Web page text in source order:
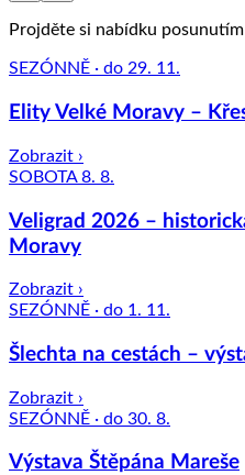
Projděte si nabídku
SEZÓNNĚ · do 29. 11.
Elity Velké Moravy –
Zobrazit ›
SOBOTA 8. 8.
Veligrad 2026 –
Moravy
Zobrazit ›
SEZÓNNĚ · do 1. 11.
Šlechta na cestách –
Zobrazit ›
SEZÓNNĚ · do 30. 8.
Výstava Štěpána Mareše